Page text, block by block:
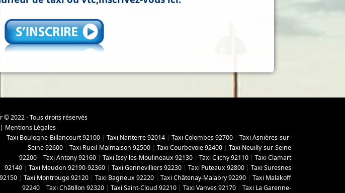
2022 - Tous droits réservés
| Mentions Légales
Taxi Boulogne-Billancourt 92100 | Taxi Nanterre 92014 | Taxi Colombes 92700 | Taxi Asnières-sur-
Seine 92600 | Taxi Rueil-Malmaison 92500 | Taxi Courbevoie 92400 | Taxi Neuilly-sur-Seine
92200 | Taxi Antony 92160 | Taxi Issy-les-Moulineaux 92130 | Taxi Clichy 92110 | Taxi Clamart
92140 | Taxi Meudon 92190-92360 | Taxi Gennevilliers 92230 | Taxi Puteaux 92800 | Taxi Suresnes
92150 | Taxi Montrouge 92120 | Taxi Bagneux 92220 | Taxi Châtenay-Malabry 92290 | Taxi Malakoff
92240 | Taxi Châtillon 92320 | Taxi Saint-Cloud 92210 | Taxi Vanves 92170 | Taxi La Garenne-